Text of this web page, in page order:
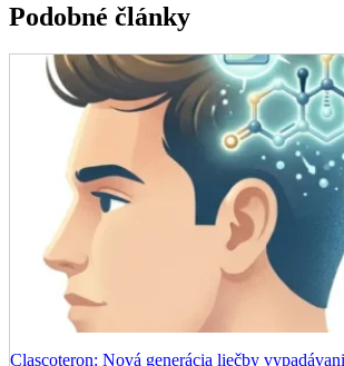
Podobné články
Clascoteron: Nová generácia liečby